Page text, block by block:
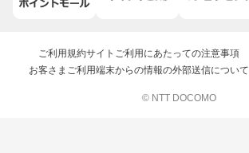
ご利用規約サイトご利用にあたっての注意事項
お客さまご利用端末からの情報の外部送信について
© NTT DOCOMO